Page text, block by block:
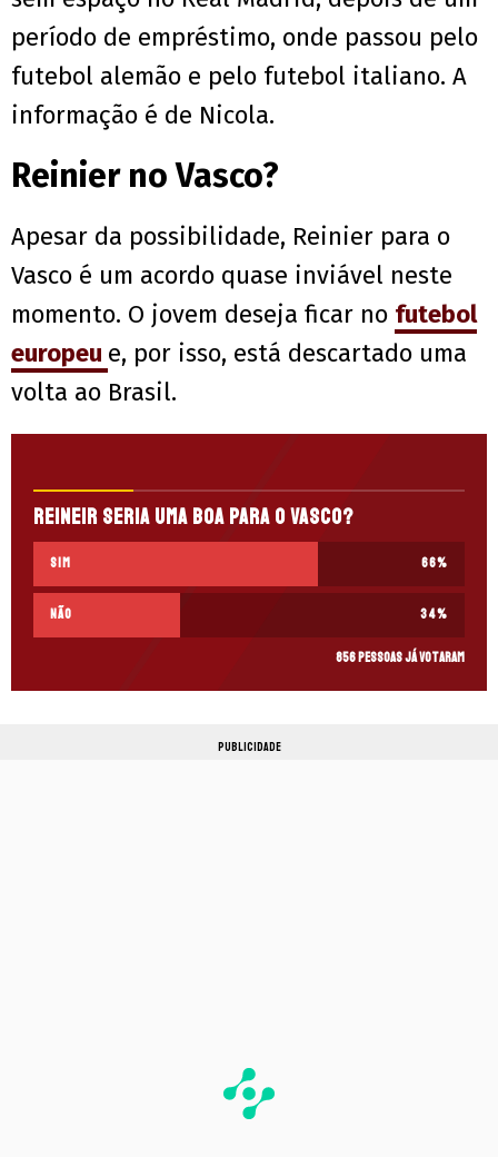
período de empréstimo, onde passou pelo
futebol alemão e pelo futebol italiano. A
informação é de Nicola.
Reinier no Vasco?
Apesar da possibilidade, Reinier para o
Vasco é um acordo quase inviável neste
momento. O jovem deseja ficar no futebol
europeu e, por isso, está descartado uma
volta ao Brasil.
Reineir seria uma boa para o Vasco?
Sim 66%
Não 34%
856 pessoas já votaram
PUBLICIDADE